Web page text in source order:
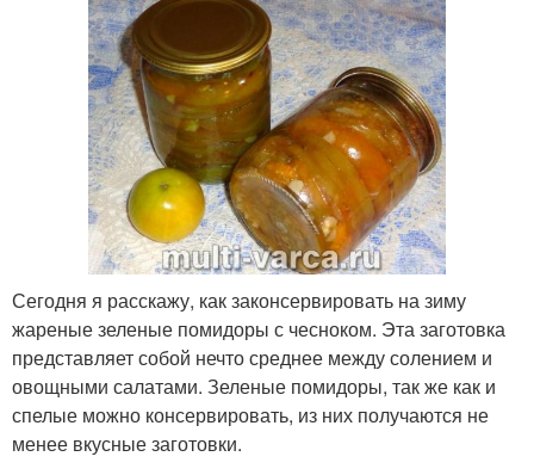
Сегодня я расскажу, как законсервировать на зиму
жареные зеленые помидоры с чесноком. Эта заготовка
представляет собой нечто среднее между солением и
овощными салатами. Зеленые помидоры, так же как и
спелые можно консервировать, из них получаются не
менее вкусные заготовки.